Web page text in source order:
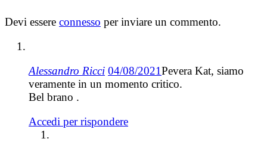
Devi essere connesso per inviare un commento.
Alessandro Ricci 04/08/2021Pevera Kat, siamo
veramente in un momento critico.
Bel brano .
Accedi per rispondere